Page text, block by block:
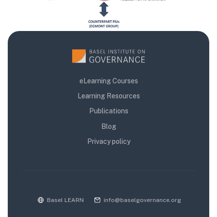
eLearning Courses
Learning Resources
Publications
Blog
Privacy policy
Basel LEARN info@baselgovernance.org